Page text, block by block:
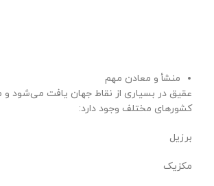
منشأ و معادن مهم
عقیق در بسیاری از نقاط جهان یافت می‌شود و
کشورهای مختلف وجود دارد:
برزیل
مکزیک